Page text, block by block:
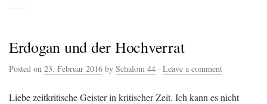
Erdogan und der Hochverrat
Posted on 23. Februar 2016 by Schalom 44 · Leave a comment
Liebe zeitkritische Geister in kritischer Zeit. Ich kann es nicht